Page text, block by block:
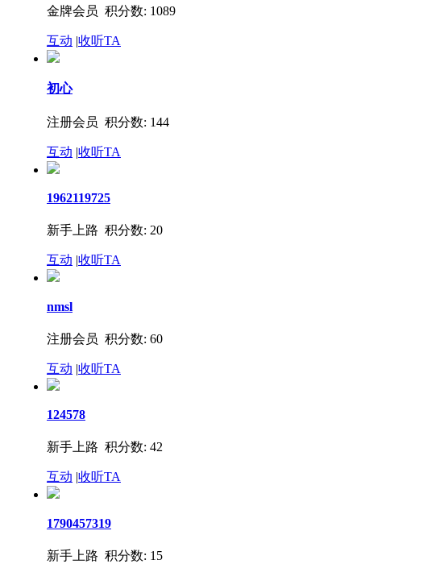
金牌会员 积分数: 1089
互动 |收听TA
初心
注册会员 积分数: 144
互动 |收听TA
1962119725
新手上路 积分数: 20
互动 |收听TA
nmsl
注册会员 积分数: 60
互动 |收听TA
124578
新手上路 积分数: 42
互动 |收听TA
1790457319
新手上路 积分数: 15